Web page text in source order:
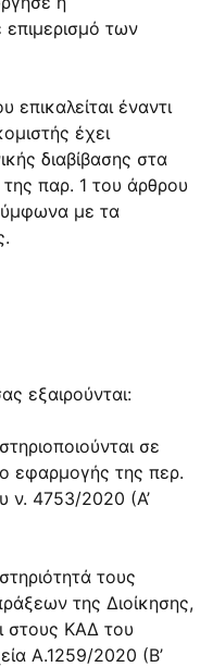
επιμερισμό των
έναντι
έχει
διαβίβασης στα
παρ. 1 του άρθρου
με τα
εξαιρούνται:
σε
εφαρμογής της περ.
ν. 4753/2020 (Α’
τους
της Διοίκησης,
στους ΚΑΔ του
Α.1259/2020 (Β’